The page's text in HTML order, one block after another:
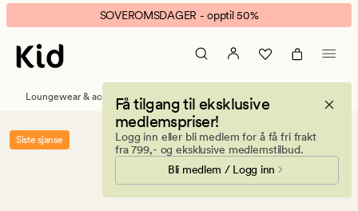
Butterfly
hårklype
mørk
brun
banner.
Klikk
ESCAPE
pause.
SOVEROMSDAGER - opptil 50%
Få tilgang til eksklusive
medlemspriser!
Logg inn eller bli medlem for å få fri frakt
fra 799,- og eksklusive medlemstilbud.
Bli medlem / Logg inn
Loungewear & accessories Håraccessories
Siste sjanse